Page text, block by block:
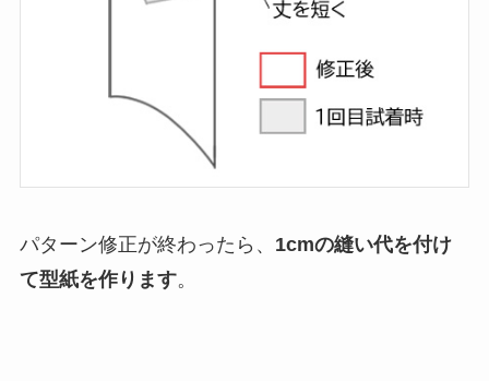
パターン修正が終わったら、 1cmの縫い代を付け
て型紙を作ります。